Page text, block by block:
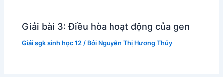
Giải bài 3: Điều hòa hoạt động của gen
Giải sgk sinh học 12 / Bởi Nguyễn Thị Hương Thủy